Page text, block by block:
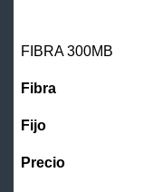
FIBRA 300MB